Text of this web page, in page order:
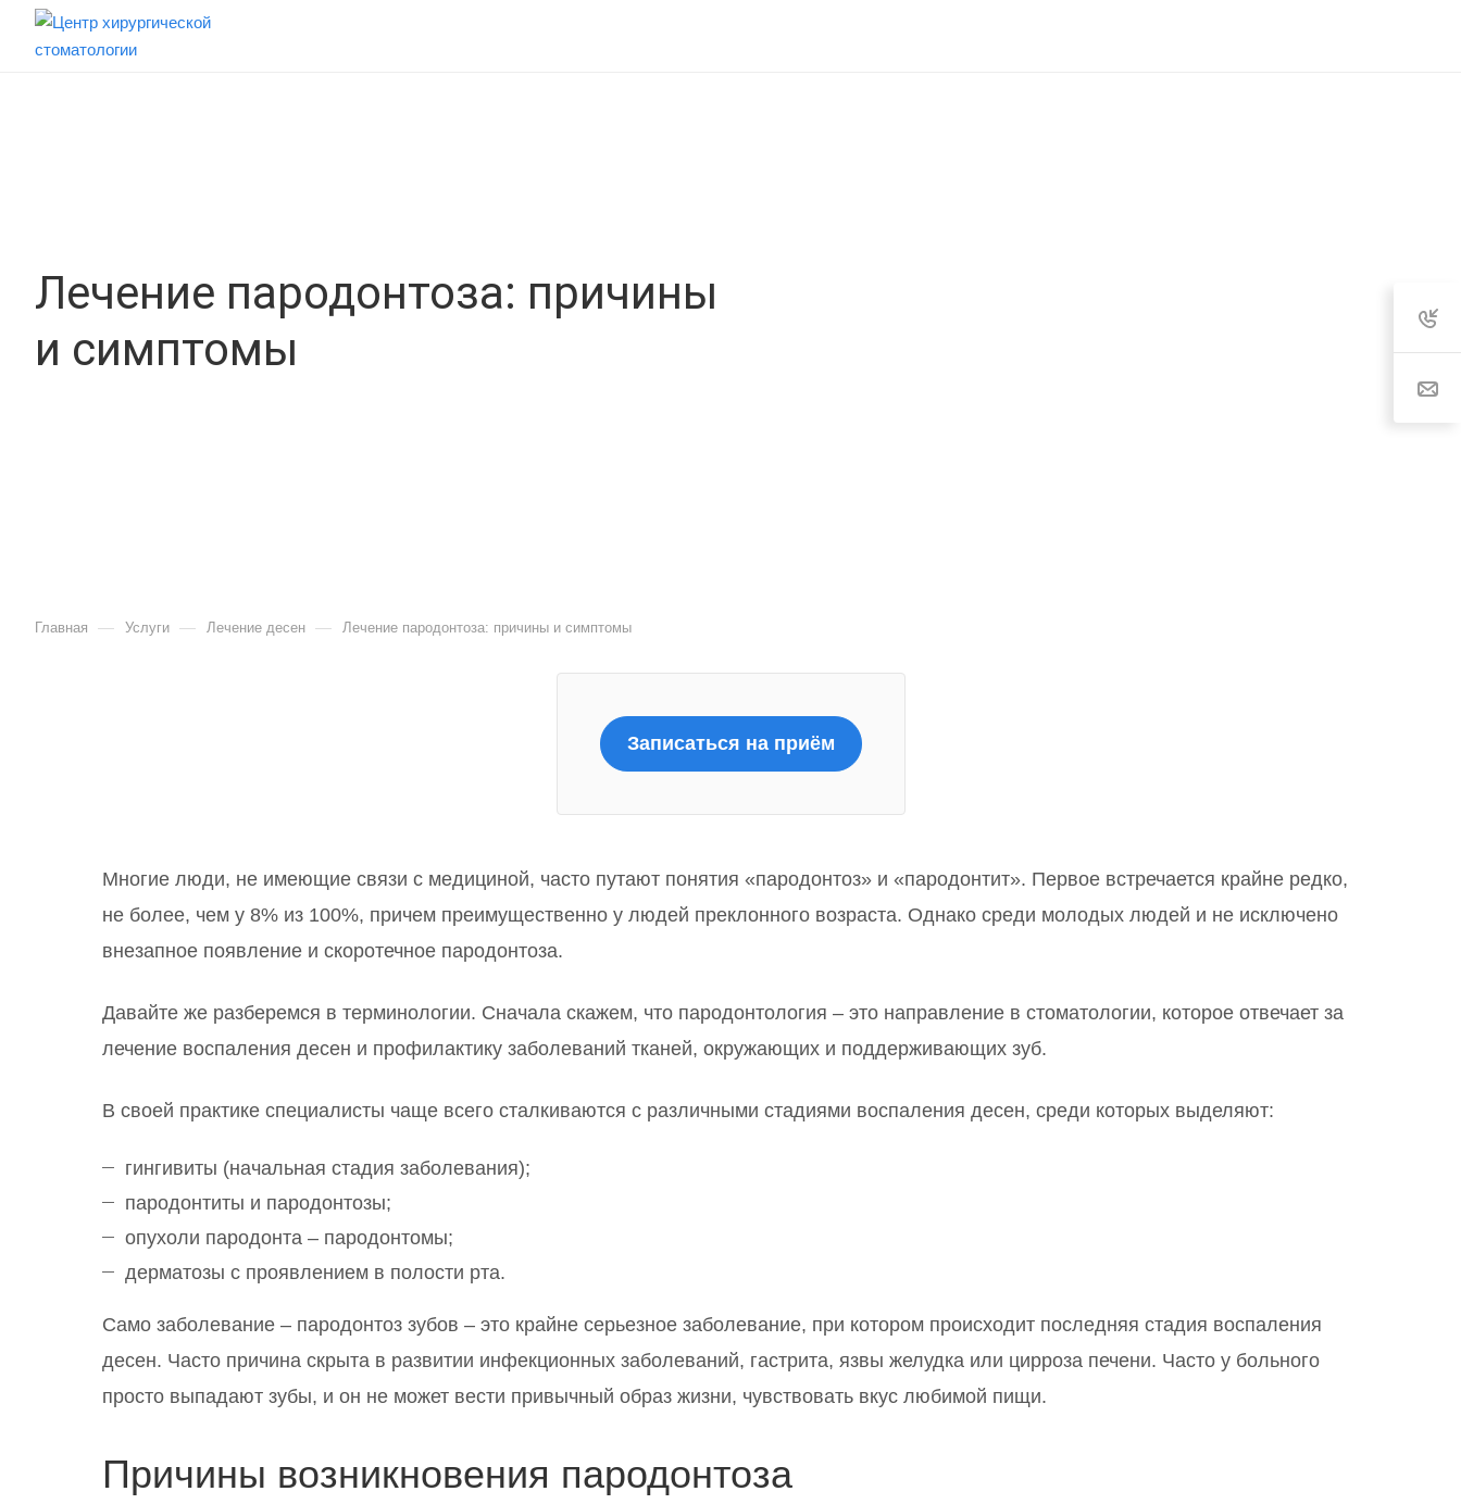
Лечение пародонтоза: причины
и симптомы
Главная — Услуги — Лечение десен — Лечение пародонтоза: причины и симптомы
Записаться на приём
Многие люди, не имеющие связи с медициной, часто путают понятия «пародонтоз» и «пародонтит». Первое встречается крайне редко,
не более, чем у 8% из 100%, причем преимущественно у людей преклонного возраста. Однако среди молодых людей и не исключено
внезапное появление и скоротечное пародонтоза.
Давайте же разберемся в терминологии. Сначала скажем, что пародонтология – это направление в стоматологии, которое отвечает за
лечение воспаления десен и профилактику заболеваний тканей, окружающих и поддерживающих зуб.
В своей практике специалисты чаще всего сталкиваются с различными стадиями воспаления десен, среди которых выделяют:
гингивиты (начальная стадия заболевания);
пародонтиты и пародонтозы;
опухоли пародонта – пародонтомы;
дерматозы с проявлением в полости рта.
Само заболевание – пародонтоз зубов – это крайне серьезное заболевание, при котором происходит последняя стадия воспаления
десен. Часто причина скрыта в развитии инфекционных заболеваний, гастрита, язвы желудка или цирроза печени. Часто у больного
просто выпадают зубы, и он не может вести привычный образ жизни, чувствовать вкус любимой пищи.
Причины возникновения пародонтоза